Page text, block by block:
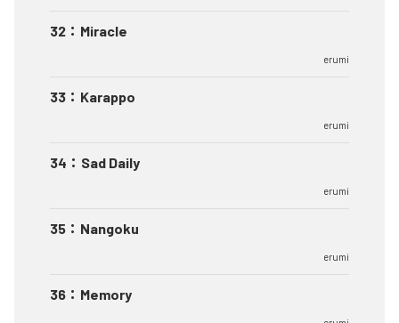
32 ： Miracle
erumi
33 ： Karappo
erumi
34 ： Sad Daily
erumi
35 ： Nangoku
erumi
36 ： Memory